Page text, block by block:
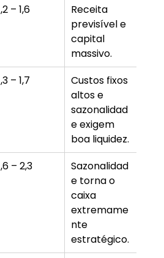
– 1,6
Receita
previsível e
capital
massivo.
– 1,7
Custos fixos
altos e
sazonalidad
e exigem
boa liquidez.
– 2,3
Sazonalidad
e torna o
caixa
extremame
nte
estratégico.